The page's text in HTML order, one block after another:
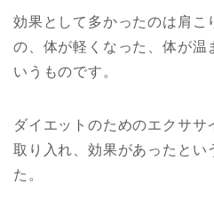
効果として多かったのは肩こ
の、体が軽くなった、体が温
いうものです。
ダイエットのためのエクササ
取り入れ、効果があったとい
た。